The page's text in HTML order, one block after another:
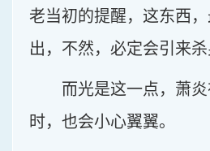
老当初的提醒，这东西
出，不然，必定会引来杀
而光是这一点，萧
时，也会小心翼翼。